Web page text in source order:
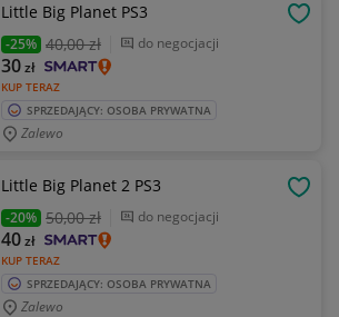
Little Big Planet PS3
-25% 40,00 zł do negocjacji
KUP TERAZ
30zł
SPRZEDAJĄCY: OSOBA PRYWATNA
Zalewo
Little Big Planet 2 PS3
-20% 50,00 zł do negocjacji
KUP TERAZ
40zł
SPRZEDAJĄCY: OSOBA PRYWATNA
Zalewo